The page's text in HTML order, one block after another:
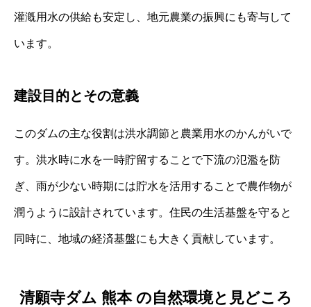
灌漑用水の供給も安定し、地元農業の振興にも寄与して
います。
建設目的とその意義
このダムの主な役割は洪水調節と農業用水のかんがいで
す。洪水時に水を一時貯留することで下流の氾濫を防
ぎ、雨が少ない時期には貯水を活用することで農作物が
潤うように設計されています。住民の生活基盤を守ると
同時に、地域の経済基盤にも大きく貢献しています。
清願寺ダム 熊本 の自然環境と見どころ